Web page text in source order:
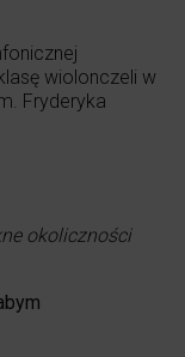
wiolonczeli w
Fryderyka
okoliczności